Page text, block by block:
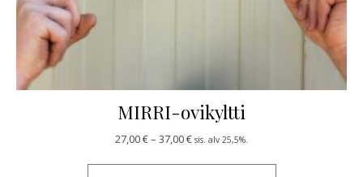
MIRRI-ovikyltti
27,00€– 37,00€Hintaluokka: 27,00 € - 37,00 €
sis. alv 25,5%.
Tällä tuotteella